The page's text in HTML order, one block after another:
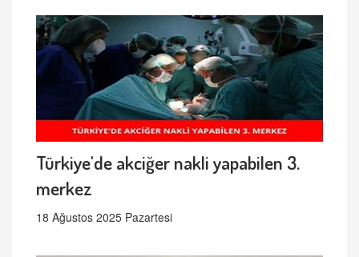
Türkiye'de akciğer nakli yapabilen 3.
merkez
18 Ağustos 2025 Pazartesi